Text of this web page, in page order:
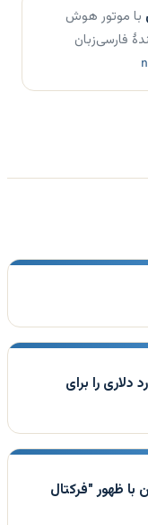
با موتور هوش
فارسی‌زبان
سهام ۳۸۵ میلیارد دلاری را برای
ظهور "فرکتال